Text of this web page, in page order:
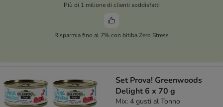
Più di 1 milione di clienti soddisfatti
Risparmia fino al 7% con bitiba Zero Stress
Set Prova! Greenwoods
Delight 6 x 70 g
Mix: 4 gusti al Tonno